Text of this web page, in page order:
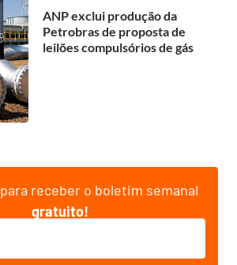
ANP exclui produção da
Petrobras de proposta de
leilões compulsórios de gás
para receber o boletim semanal
gratuito!